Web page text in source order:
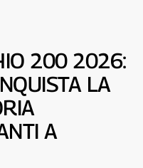
200 2026:
LA
A